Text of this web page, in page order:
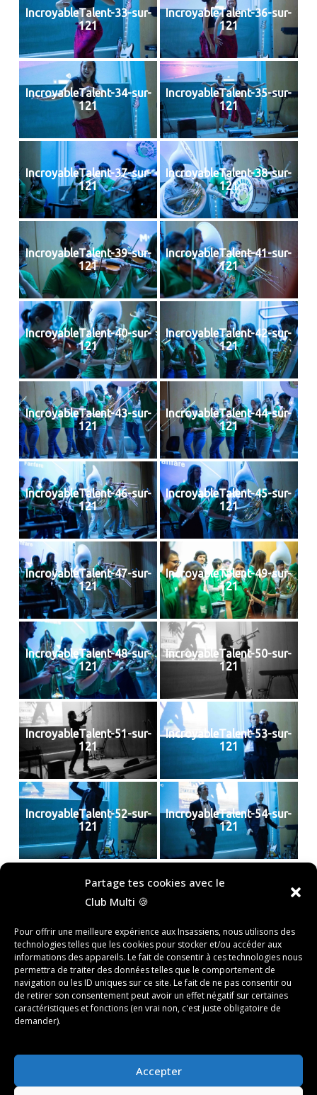
Partage tes cookies avec le
Club Multi 🍪
Pour offrir une meilleure expérience aux Insassiens, nous utilisons des
technologies telles que les cookies pour stocker et/ou accéder aux
informations des appareils. Le fait de consentir à ces technologies nous
permettra de traiter des données telles que le comportement de
navigation ou les ID uniques sur ce site. Le fait de ne pas consentir ou
de retirer son consentement peut avoir un effet négatif sur certaines
caractéristiques et fonctions (en vrai non, c'est juste obligatoire de
demander).
Accepter
IncroyableTalent-33-sur-
121
IncroyableTalent-36-sur-
121
IncroyableTalent-34-sur-
121
IncroyableTalent-35-sur-
121
IncroyableTalent-37-sur-
121
IncroyableTalent-38-sur-
121
IncroyableTalent-39-sur-
121
IncroyableTalent-41-sur-
121
IncroyableTalent-40-sur-
121
IncroyableTalent-42-sur-
121
IncroyableTalent-43-sur-
121
IncroyableTalent-44-sur-
121
IncroyableTalent-46-sur-
121
IncroyableTalent-45-sur-
121
IncroyableTalent-47-sur-
121
IncroyableTalent-49-sur-
121
IncroyableTalent-48-sur-
121
IncroyableTalent-50-sur-
121
IncroyableTalent-51-sur-
121
IncroyableTalent-53-sur-
121
IncroyableTalent-52-sur-
121
IncroyableTalent-54-sur-
121
« ‹ of 4 »
Rechercher
RECHERCHER
Recent Posts